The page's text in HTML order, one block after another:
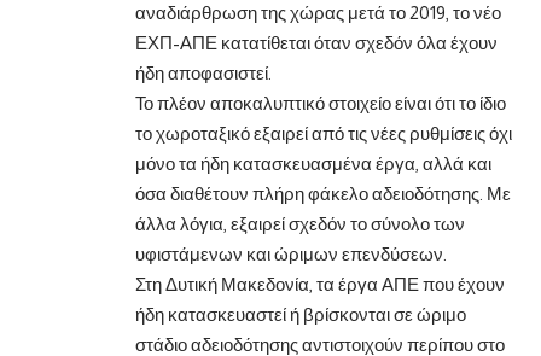
αναδιάρθρωση της χώρας μετά το 2019, το νέο
ΕΧΠ-ΑΠΕ κατατίθεται όταν σχεδόν όλα έχουν
ήδη αποφασιστεί.
Το πλέον αποκαλυπτικό στοιχείο είναι ότι το ίδιο
το χωροταξικό εξαιρεί από τις νέες ρυθμίσεις όχι
μόνο τα ήδη κατασκευασμένα έργα, αλλά και
όσα διαθέτουν πλήρη φάκελο αδειοδότησης. Με
άλλα λόγια, εξαιρεί σχεδόν το σύνολο των
υφιστάμενων και ώριμων επενδύσεων.
Στη Δυτική Μακεδονία, τα έργα ΑΠΕ που έχουν
ήδη κατασκευαστεί ή βρίσκονται σε ώριμο
στάδιο αδειοδότησης αντιστοιχούν περίπου στο